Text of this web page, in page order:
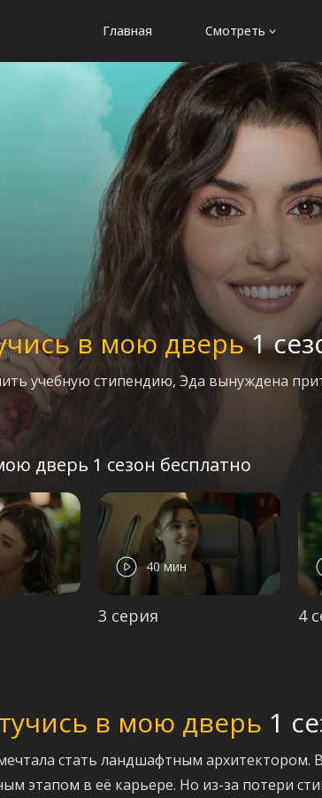
Главная Смотреть
в мою дверь1
учебную стипендию, Эда вынуждена
дверь 1 сезон бесплатно
40 мин
3 серия 4
в мою дверь 1
стать ландшафтным архитектором.
этапом в её карьере. Но из-за потери